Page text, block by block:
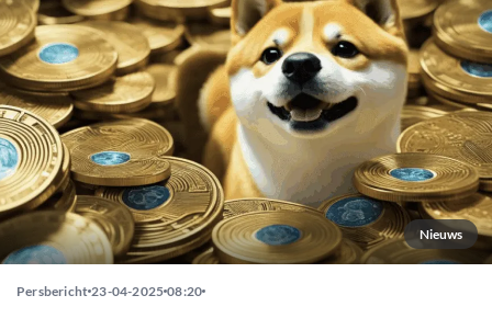
Nieuws
Persbericht 23-04-2025 08:20